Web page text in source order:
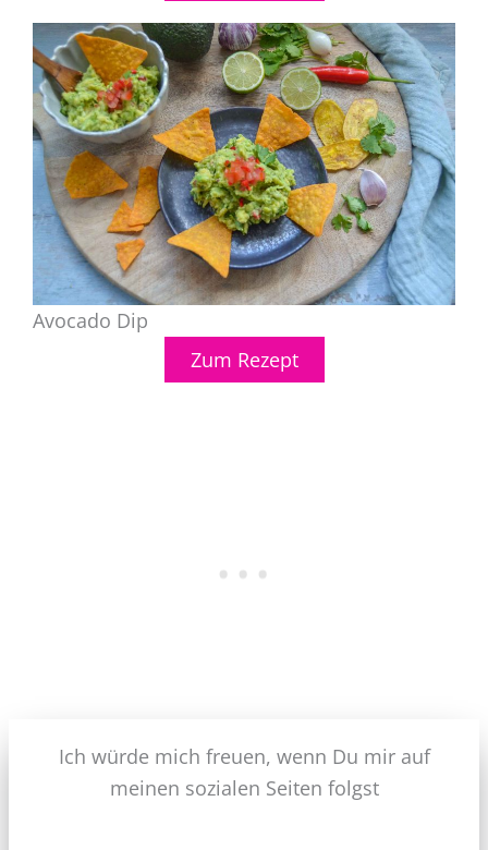
Avocado Dip
Zum Rezept
Ich würde mich freuen, wenn Du mir auf
meinen sozialen Seiten folgst